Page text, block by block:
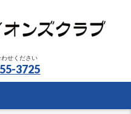
せください
3725